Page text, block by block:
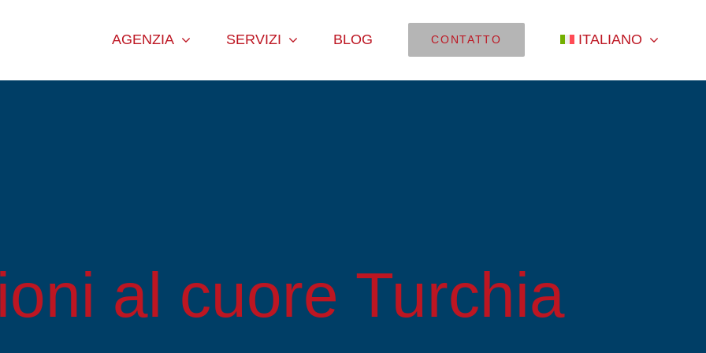
AGENZIA SERVIZI BLOG CONTATTO ITALIANO
al cuore Turchia